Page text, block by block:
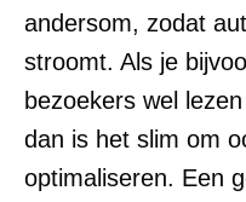
andersom, zodat
stroomt. Als je
bezoekers wel
dan is het slim om
optimaliseren. Een